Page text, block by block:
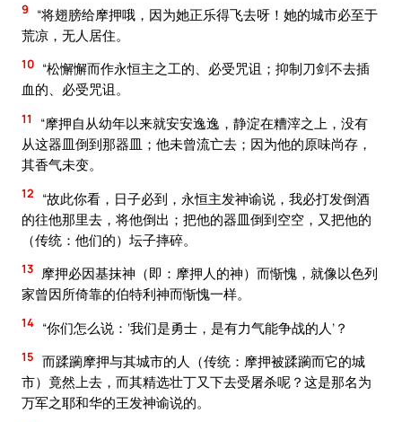
9
“将翅膀给摩押哦，因为她正乐得飞去呀！她的城市必至于
荒凉，无人居住。
10 “松懈懈而作永恒主之工的、必受咒诅；抑制刀剑不去插
血的、必受咒诅。
11
“摩押自从幼年以来就安安逸逸，静淀在糟滓之上，没有
从这器皿倒到那器皿；他未曾流亡去；因为他的原味尚存，
其香气未变。
12
“故此你看，日子必到，永恒主发神谕说，我必打发倒酒
的往他那里去，将他倒出；把他的器皿倒到空空，又把他的
（传统：他们的）坛子摔碎。
13 摩押必因基抹神（即：摩押人的神）而惭愧，就像以色列
家曾因所倚靠的伯特利神而惭愧一样。
14 “你们怎么说：‘我们是勇士，是有力气能争战的人’？
15 而蹂躏摩押与其城市的人（传统：摩押被蹂躏而它的城
市）竟然上去，而其精选壮丁又下去受屠杀呢？这是那名为
万军之耶和华的王发神谕说的。